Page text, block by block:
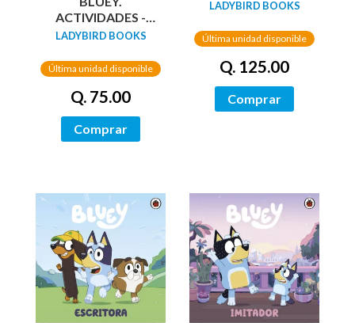
ACTIVIDADES -
¡MÁS DIVERSIÓN DE
LADYBIRD BOOKS
Última unidad disponible
Q. 75.00
Comprar
LADYBIRD BOOKS
Última unidad disponible
Q. 125.00
Comprar